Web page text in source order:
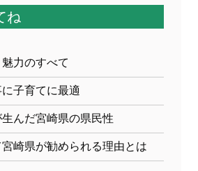
ね
力のすべて
子育てに最適
んだ宮崎県の県民性
崎県が勧められる理由とは